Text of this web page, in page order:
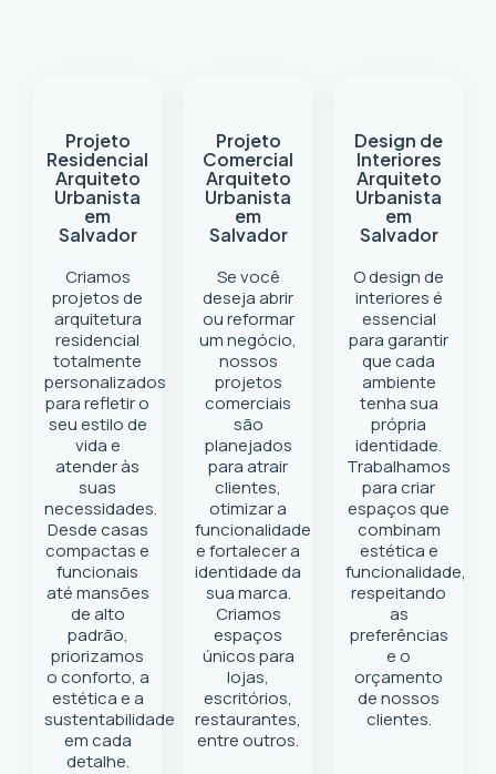
Projeto
Residencial
Arquiteto
Urbanista
em
Salvador
Criamos
projetos de
arquitetura
residencial
totalmente
personalizados
para refletir o
seu estilo de
vida e
atender às
suas
necessidades.
Desde casas
compactas e
funcionais
até mansões
de alto
padrão,
priorizamos
o conforto, a
estética e a
sustentabilidade
em cada
detalhe.
Projeto
Comercial
Arquiteto
Urbanista
em
Salvador
Se você
deseja abrir
ou reformar
um negócio,
nossos
projetos
comerciais
são
planejados
para atrair
clientes,
otimizar a
funcionalidade
e fortalecer a
identidade da
sua marca.
Criamos
espaços
únicos para
lojas,
escritórios,
restaurantes,
entre outros.
Design de
Interiores
Arquiteto
Urbanista
em
Salvador
O design de
interiores é
essencial
para garantir
que cada
ambiente
tenha sua
própria
identidade.
Trabalhamos
para criar
espaços que
combinam
estética e
funcionalidade,
respeitando
as
preferências
e o
orçamento
de nossos
clientes.